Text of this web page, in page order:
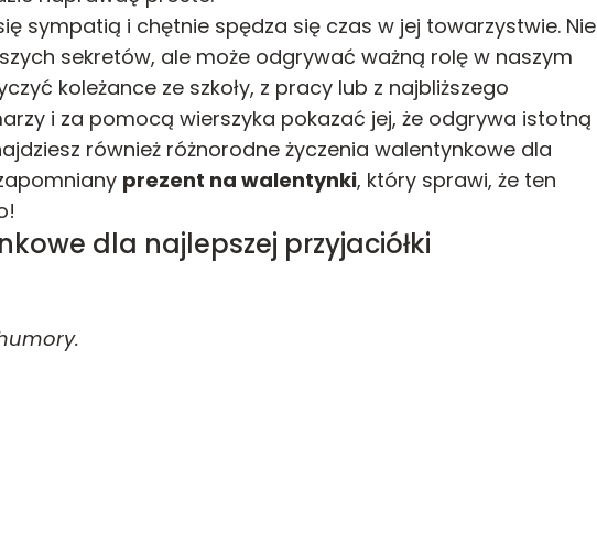
sympatią i chętnie spędza się czas w jej towarzystwie. Nie
sekretów, ale może odgrywać ważną rolę w naszym
koleżance ze szkoły, z pracy lub z najbliższego
i za pomocą wierszyka pokazać jej, że odgrywa istotną
również różnorodne życzenia walentynkowe dla
prezent na walentynki, który sprawi, że ten
dla najlepszej przyjaciółki